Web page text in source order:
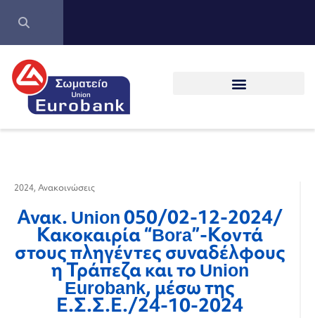
2024, Ανακοινώσεις
Ανακ. Union 050/02-12-2024/
Κακοκαιρία “Bora”-Κοντά
στους πληγέντες συναδέλφους
η Τράπεζα και το Union
Eurobank, μέσω της
Ε.Σ.Σ.Ε./24-10-2024